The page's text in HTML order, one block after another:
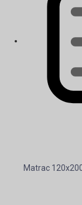
Matrac